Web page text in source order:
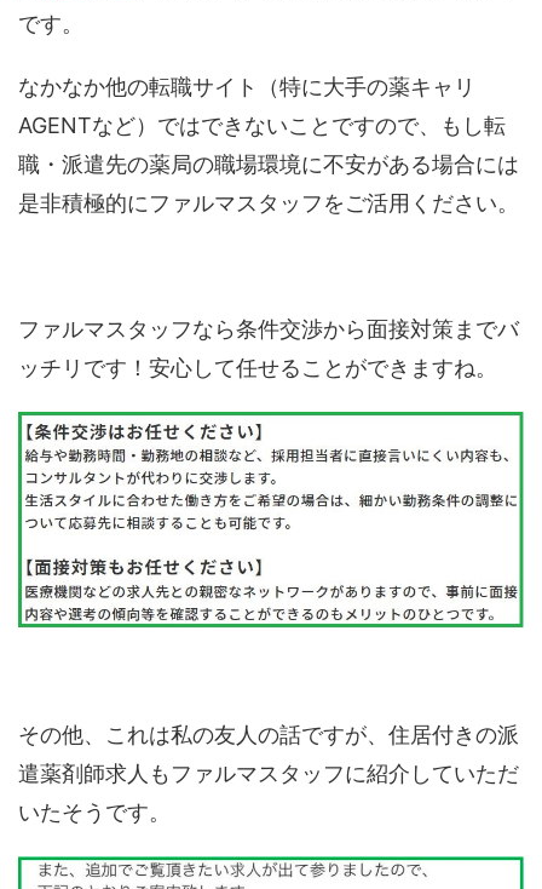
です。
なかなか他の転職サイト（特に大手の薬キャリ
AGENTなど）ではできないことですので、もし転
職・派遣先の薬局の職場環境に不安がある場合には
是非積極的にファルマスタッフをご活用ください。
ファルマスタッフなら条件交渉から面接対策までバ
ッチリです！安心して任せることができますね。
その他、これは私の友人の話ですが、住居付きの派
遣薬剤師求人もファルマスタッフに紹介していただ
いたそうです。